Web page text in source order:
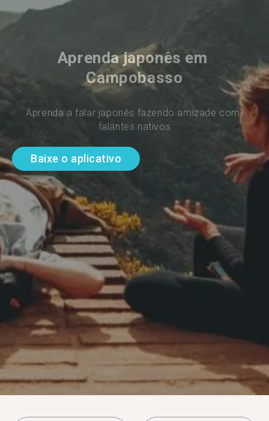
Aprenda japonês em
Campobasso
Aprenda a falar japonês fazendo amizade com
falantes nativos
Baixe o aplicativo